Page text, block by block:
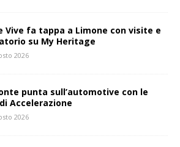
Vive fa tappa a Limone con visite e
su My Heritage
2026
punta sull’automotive con le
Accelerazione
2026